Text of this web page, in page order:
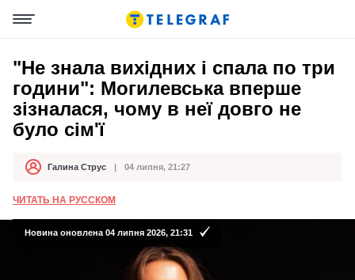
"Не знала вихідних і спала по три
години": Могилевська вперше
зізналася, чому в неї довго не
було сім'ї
АвторГалина Струс
Дата публікації 04 липня, 21:27
ЧИТАТЬ НА РУССКОМ
Новина оновлена 04 липня 2026, 21:31